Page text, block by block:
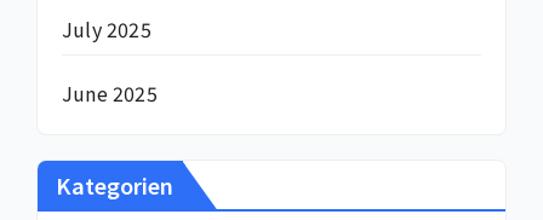
July 2025
June 2025
Kategorien